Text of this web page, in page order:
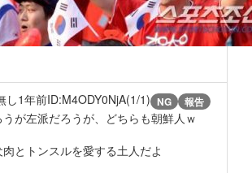
し1年前ID:M4ODY0NjA(1/1) NG 報告
が左派だろうが、どちらも朝鮮人ｗ
とトンスルを愛する土人だよ